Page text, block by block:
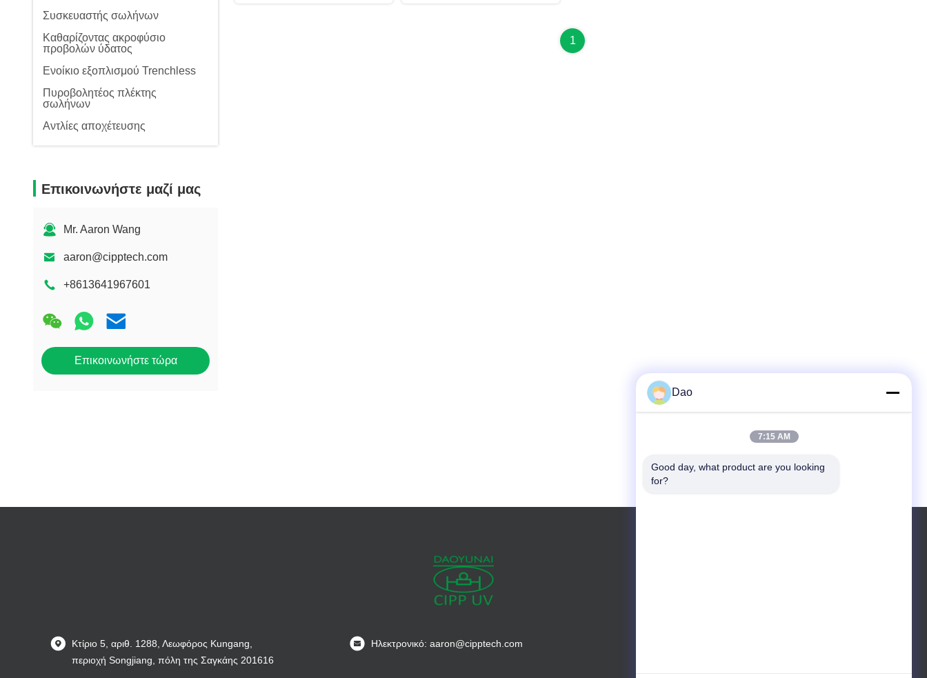
Συσκευαστής σωλήνων
Καθαρίζοντας ακροφύσιο
προβολών ύδατος
Ενοίκιο εξοπλισμού Trenchless
Πυροβολητέος πλέκτης
σωλήνων
Αντλίες αποχέτευσης
Επικοινωνήστε μαζί μας
Mr. Aaron Wang
aaron@cipptech.com
+8613641967601
Επικοινωνήστε τώρα
1
Κτίριο 5, αριθ. 1288, Λεωφόρος Kungang,
περιοχή Songjiang, πόλη της Σαγκάης 201616
Ηλεκτρονικό: aaron@cipptech.com
Dao
7:15 AM
Good day, what product are you looking
for?